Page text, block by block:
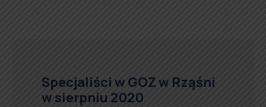
Specjaliści w GOZ w Rząśni
w sierpniu 2020